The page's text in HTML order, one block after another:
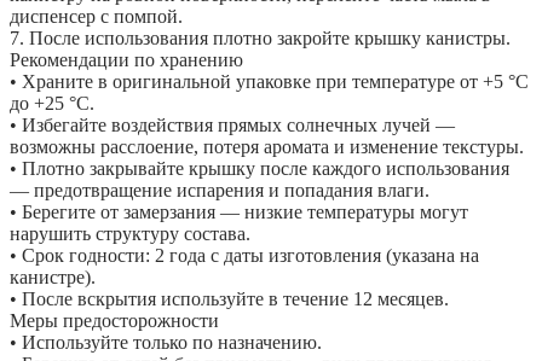
диспенсер с помпой.
7. После использования плотно закройте крышку канистры.
Рекомендации по хранению
• Храните в оригинальной упаковке при температуре от +5 °C
до +25 °C.
• Избегайте воздействия прямых солнечных лучей —
возможны расслоение, потеря аромата и изменение текстуры.
• Плотно закрывайте крышку после каждого использования
— предотвращение испарения и попадания влаги.
• Берегите от замерзания — низкие температуры могут
нарушить структуру состава.
• Срок годности: 2 года с даты изготовления (указана на
канистре).
• После вскрытия используйте в течение 12 месяцев.
Меры предосторожности
• Используйте только по назначению.